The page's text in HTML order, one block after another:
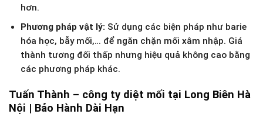
hơn.
Phương pháp vật lý: Sử dụng các biện pháp như barie
hóa học, bẫy mối,… để ngăn chặn mối xâm nhập. Giá
thành tương đối thấp nhưng hiệu quả không cao bằng
các phương pháp khác.
Tuấn Thành – công ty diệt mối tại Long Biên Hà
Nội | Bảo Hành Dài Hạn